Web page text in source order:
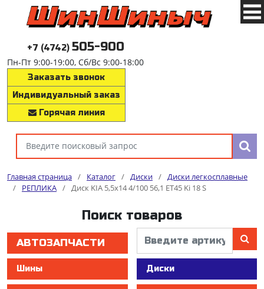
+7 (4742) 505-900
Пн-Пт 9:00-19:00, Сб/Вс 9:00-18:00
Заказать звонок
Индивидуальный заказ
Горячая линия
Главная страница / Каталог / Диски / Диски легкосплавные
/
РЕПЛИКА / Диск KIA 5,5x14 4/100 56,1 ЕТ45 Ki 18 S
Поиск товаров
АВТОЗАПЧАСТИ
Шины Диски